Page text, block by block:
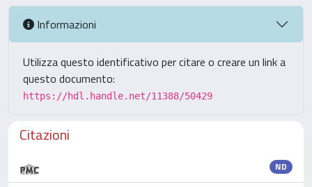
Informazioni
Utilizza questo identificativo per citare o creare un link a
questo documento:
https://hdl.handle.net/11388/50429
Citazioni
ND